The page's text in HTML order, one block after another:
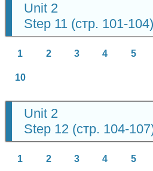
Unit 2
Step 11 (стр. 101-
1 2 3 4 5
10
Unit 2
Step 12 (стр. 104-
1 2 3 4 5